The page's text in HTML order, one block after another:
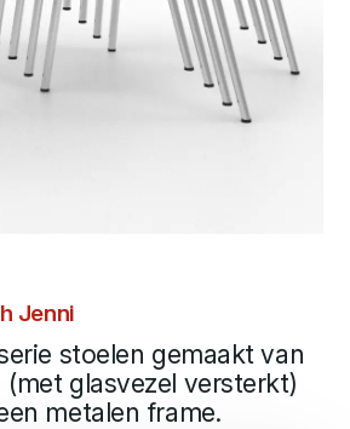
Jenni
stoelen gemaakt van
glasvezel versterkt)
metalen frame.